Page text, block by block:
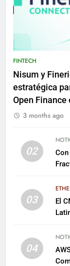
FINTECH
Nisum y
estratégica
Open
3 months ago
02
03
El
04